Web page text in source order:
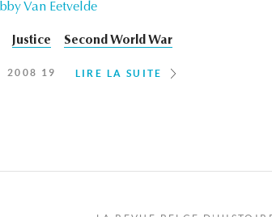
Van Eetvelde
Justice Second World War
2008 19 LIRE LA SUITE